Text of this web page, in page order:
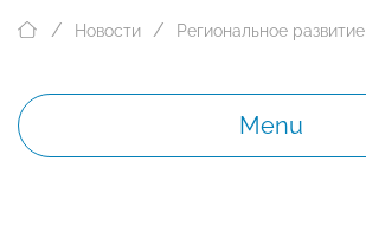
Новости Региональное развитие
Menu